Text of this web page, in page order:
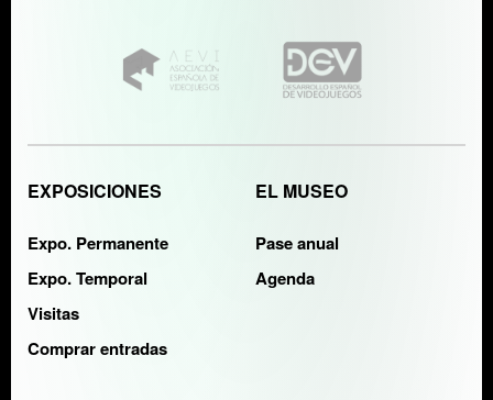
EXPOSICIONES
Expo. Permanente
Expo. Temporal
Visitas
Comprar entradas
EL MUSEO
Pase anual
Agenda